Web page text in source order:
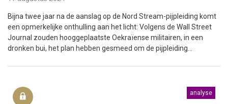
Bijna twee jaar na de aanslag op de Nord Stream-pijpleiding komt
een opmerkelijke onthulling aan het licht: Volgens de Wall Street
Journal zouden hooggeplaatste Oekraïense militairen, in een
dronken bui, het plan hebben gesmeed om de pijpleiding...
analyse